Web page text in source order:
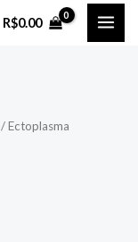
R$0.00
/ Ectoplasma